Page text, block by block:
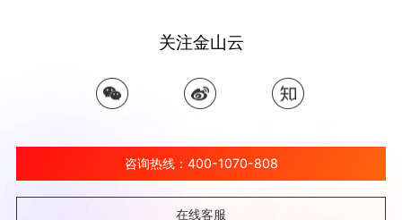
关注金山云
咨询热线：400-1070-808
在线客服